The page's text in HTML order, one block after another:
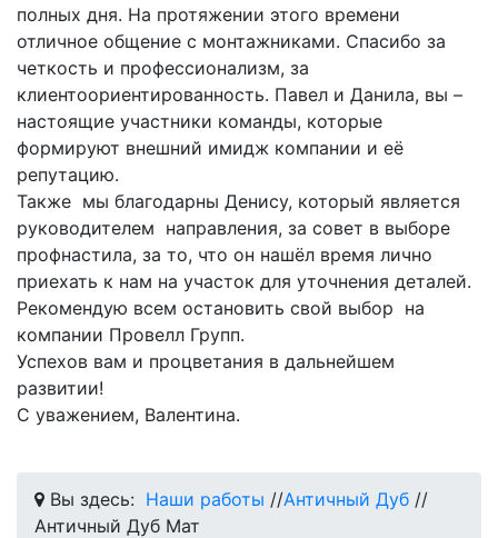
полных дня. На протяжении этого времени
отличное общение с монтажниками. Спасибо за
четкость и профессионализм, за
клиентоориентированность. Павел и Данила, вы –
настоящие участники команды, которые
формируют внешний имидж компании и её
репутацию.
Также мы благодарны Денису, который является
руководителем направления, за совет в выборе
профнастила, за то, что он нашёл время лично
приехать к нам на участок для уточнения деталей.
Рекомендую всем остановить свой выбор на
компании Провелл Групп.
Успехов вам и процветания в дальнейшем
развитии!
С уважением, Валентина.
Вы здесь: Наши работы //Античный Дуб //
Античный Дуб Мат